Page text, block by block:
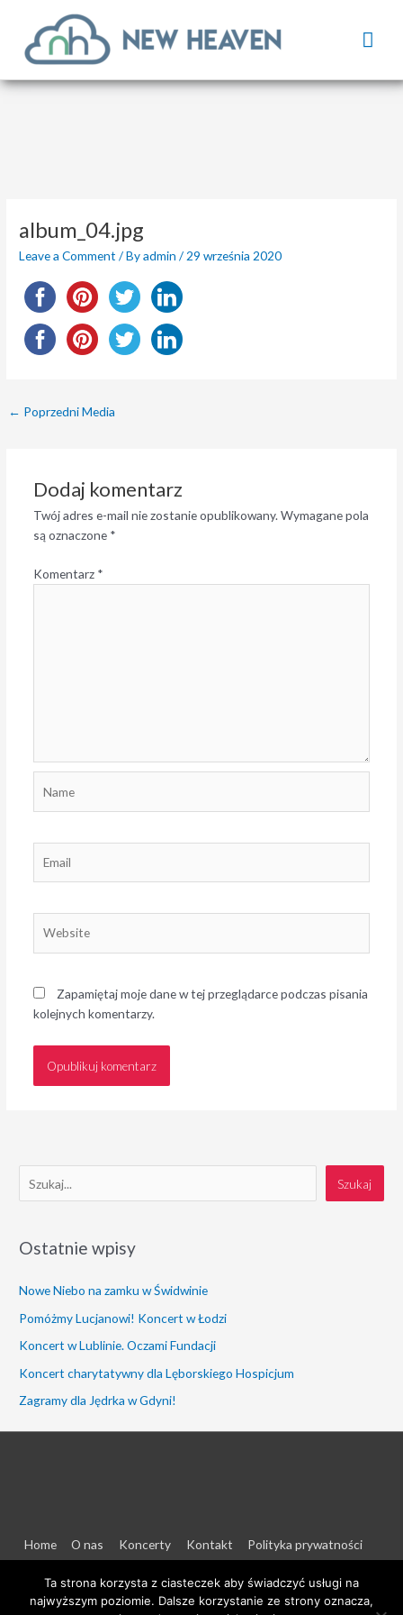
content
album_04.jpg
Leave a Comment / Byadmin/ 29 września 2020
← Poprzedni Media
Dodaj komentarz
Twój adres e-mail nie zostanie opublikowany. Wymagane pola
są oznaczone *
Komentarz *
Zapamiętaj moje dane w tej przeglądarce podczas pisania
kolejnych komentarzy.
z
k
j
Szukaj
Ostatnie wpisy
Nowe Niebo na zamku w Świdwinie
Pomóżmy Lucjanowi! Koncert w Łodzi
Koncert w Lublinie. Oczami Fundacji
Koncert charytatywny dla Lęborskiego Hospicjum
Zagramy dla Jędrka w Gdyni!
Home O nas Koncerty Kontakt Polityka prywatności
Ta strona korzysta z ciasteczek aby świadczyć usługi na
najwyższym poziomie. Dalsze korzystanie ze strony oznacza,